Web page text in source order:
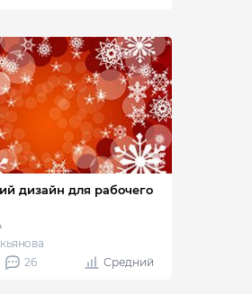
дизайн для рабочего
26 Средний